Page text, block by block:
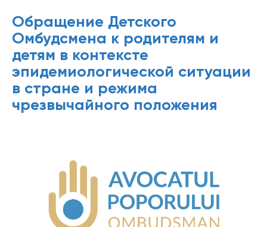
Обращение Детского
Омбудсмена к родителям и
детям в контексте
эпидемиологической ситуации
в стране и режима
чрезвычайного положения